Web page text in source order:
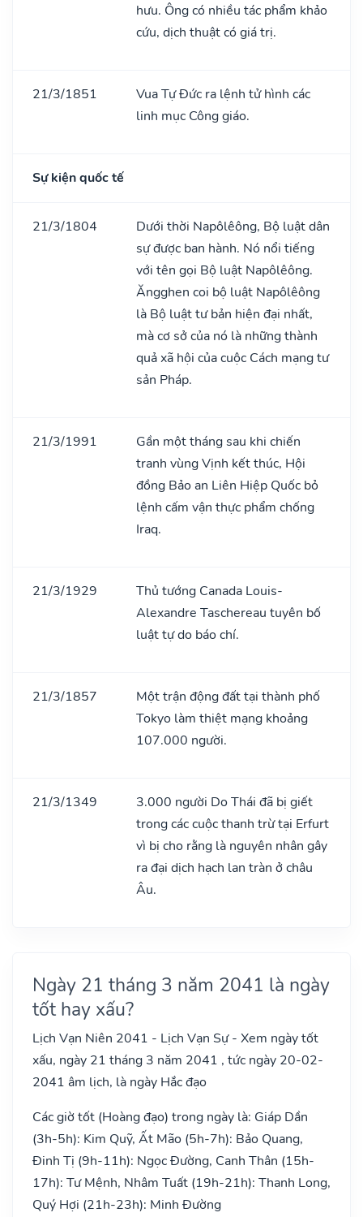
hưu. Ông có nhiều tác phẩm khảo
cứu, dịch thuật có giá trị.
21/3/1851
Vua Tự Đức ra lệnh tử hình các
linh mục Công giáo.
Sự kiện quốc tế
21/3/1804
Dưới thời Napôlêông, Bộ luật dân
sự được ban hành. Nó nổi tiếng
với tên gọi Bộ luật Napôlêông.
Ăngghen coi bộ luật Napôlêông
là Bộ luật tư bản hiện đại nhất,
mà cơ sở của nó là những thành
quả xã hội của cuộc Cách mạng tư
sản Pháp.
21/3/1991
Gần một tháng sau khi chiến
tranh vùng Vịnh kết thúc, Hội
đồng Bảo an Liên Hiệp Quốc bỏ
lệnh cấm vận thực phẩm chống
Iraq.
21/3/1929
Thủ tướng Canada Louis-
Alexandre Taschereau tuyên bố
luật tự do báo chí.
21/3/1857
Một trận động đất tại thành phố
Tokyo làm thiệt mạng khoảng
107.000 người.
21/3/1349
3.000 người Do Thái đã bị giết
trong các cuộc thanh trừ tại Erfurt
vì bị cho rằng là nguyên nhân gây
ra đại dịch hạch lan tràn ở châu
Âu.
Ngày 21 tháng 3 năm 2041 là ngày
tốt hay xấu?
Lịch Vạn Niên 2041 - Lịch Vạn Sự - Xem ngày tốt
xấu, ngày 21 tháng 3 năm 2041 , tức ngày 20-02-
2041 âm lịch, là ngày Hắc đạo
Các giờ tốt (Hoàng đạo) trong ngày là: Giáp Dần
(3h-5h): Kim Quỹ, Ất Mão (5h-7h): Bảo Quang,
Đinh Tị (9h-11h): Ngọc Đường, Canh Thân (15h-
17h): Tư Mệnh, Nhâm Tuất (19h-21h): Thanh Long,
Quý Hợi (21h-23h): Minh Đường